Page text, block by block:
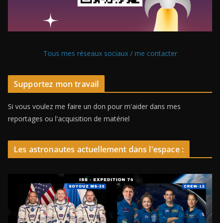
Tous mes réseaux sociaux / me contacter
Supportez mon travail
Si vous voulez me faire un don pour m'aider dans mes
reportages ou l'acquisition de matériel
Les astronautes actuellement dans l'espace :